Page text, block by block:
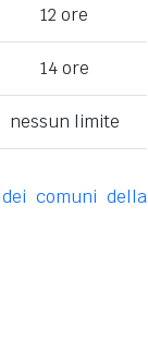
12 ore
14 ore
nessun limite
comuni della